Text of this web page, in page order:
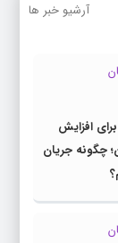
آرشیو خبر ها
برای افزایش
چگونه جریان